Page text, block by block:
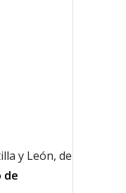
y León, de
de